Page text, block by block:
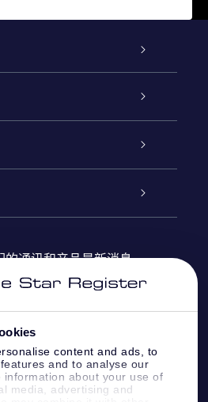
content and ads, to
and to analyse our
about your use of
media, advertising and
的通讯和产品最新消息